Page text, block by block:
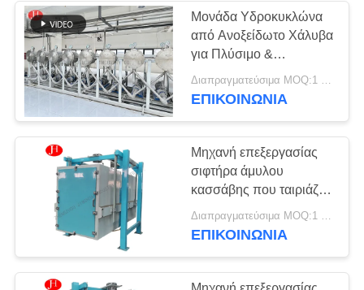
Γραμμή παραγωγής
αμύλου
καλαμποκιού
64
Άμυλο πατατών που
125
Μονάδα Υδροκυκλώνα
από Ανοξείδωτο Χάλυβα
για Πλύσιμο &
Συμπύκνωση
Αμυλούχου Πολτού
ΕΠΙΚΟΙΝΩΝΙΑ
Μηχανή επεξεργασίας
σιφτήρα άμυλου
κασσάβης που ταιριάζει
πλήρη γραμμή
παραγωγής ταπιόκας
Διαπραγματεύσιμα MOQ:1 σετ
ΕΠΙΚΟΙΝΩΝΙΑ